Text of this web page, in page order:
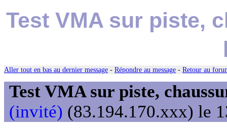
Test VMA sur piste,
Aller tout en bas au dernier message - Répondre au message - Retour au
Test VMA sur piste,
(invité) (83.194.170.xxx) le